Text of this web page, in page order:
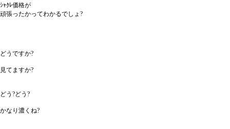
ｼｬｸﾚ価格が
頑張ったかってわかるでしょ?
どうですか?
見てますか?
どう?どう?
かなり濃くね?